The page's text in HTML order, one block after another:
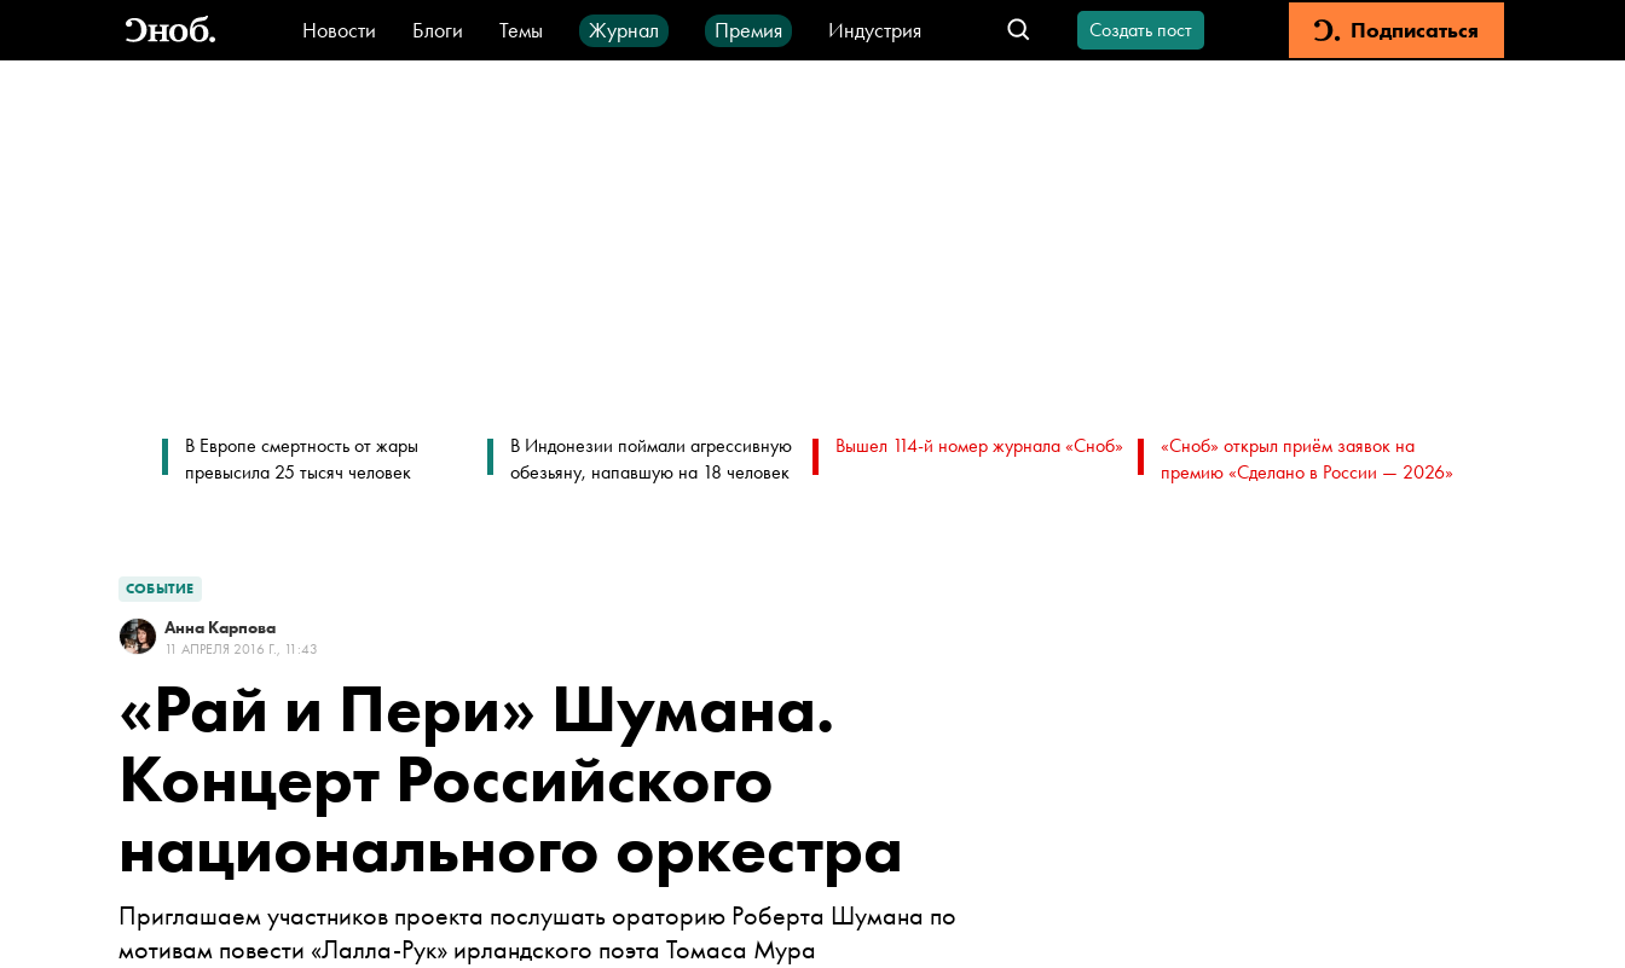
Новости Блоги Темы Журнал Премия
Индустрия
Стиль
Видео Город IT-продукты
Создать пост Подписаться
В Европе смертность от жары
превысила 25 тысяч человек
В Индонезии поймали агрессивную
обезьяну, напавшую на 18 человек
Вышел 114-й номер журнала «Сноб»
«Сноб» открыл приём заявок на
премию «Сделано в России — 2026»
СОБЫТИЕ
Анна Карпова
11 АПРЕЛЯ 2016 Г., 11:43
«Рай и Пери» Шумана.
Концерт Российского
национального оркестра
Приглашаем участников проекта послушать ораторию Роберта Шумана по
мотивам повести «Лалла-Рук» ирландского поэта Томаса Мура